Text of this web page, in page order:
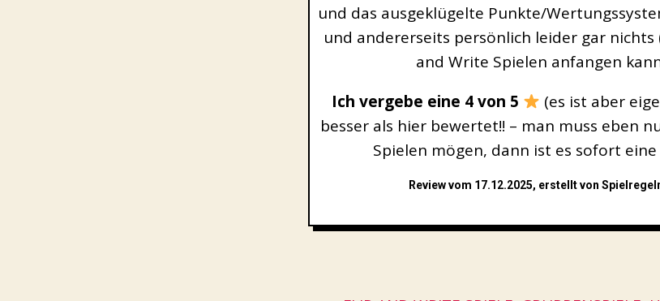
und das ausgeklügelte Punkte/
und andererseits persönlich leider gar nichts
and Write Spielen anfangen
Ich vergebe eine 4 von 5
(es ist aber
besser als hier bewertet!! – man muss eben
Spielen mögen, dann ist es sofort eine
Review vom 17.12.2025, erstellt von